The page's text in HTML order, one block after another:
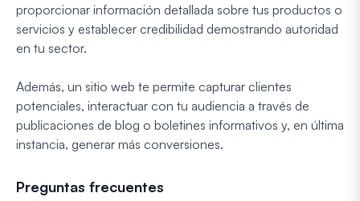
proporcionar información detallada sobre tus productos o
servicios y establecer credibilidad demostrando autoridad
en tu sector.
Además, un sitio web te permite capturar clientes
potenciales, interactuar con tu audiencia a través de
publicaciones de blog o boletines informativos y, en última
instancia, generar más conversiones.
Preguntas frecuentes